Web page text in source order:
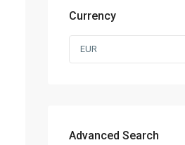
Currency
EUR
Advanced Search